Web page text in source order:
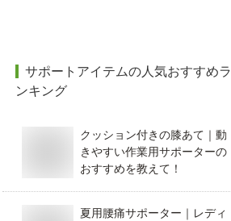
サポートアイテムの人気おすすめラ
ンキング
クッション付きの膝あて｜動
きやすい作業用サポーターの
おすすめを教えて！
夏用腰痛サポーター｜レディ